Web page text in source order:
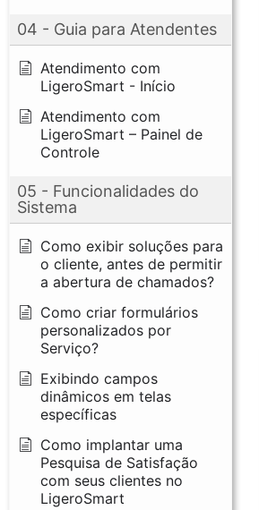
04 - Guia para Atendentes
Atendimento com
LigeroSmart - Início
Atendimento com
LigeroSmart – Painel de
Controle
05 - Funcionalidades do
Sistema
Como exibir soluções para
o cliente, antes de permitir
a abertura de chamados?
Como criar formulários
personalizados por
Serviço?
Exibindo campos
dinâmicos em telas
específicas
Como implantar uma
Pesquisa de Satisfação
com seus clientes no
LigeroSmart